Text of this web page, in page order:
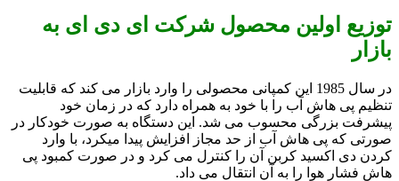
توزیع اولین محصول شرکت ای دی ای به
بازار
در سال 1985 این کمپانی محصولی را وارد بازار می کند که قابلیت
تنظیم پی هاش آب را با خود به همراه دارد که در زمان خود
پیشرفت بزرگی محسوب می شد. این دستگاه به صورت خودکار در
صورتی که پی هاش آب از حد مجاز افزایش پیدا میکرد، با وارد
کردن دی اکسید کربن آن را کنترل می کرد و در صورت کمبود پی
هاش فشار هوا را به آن انتقال می داد.